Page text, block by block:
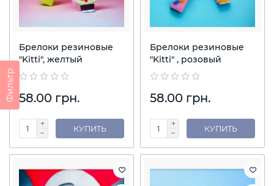
Фильтр
Брелоки резиновые
"Kitti", желтый
58.00 грн.
КУПИТЬ
Брелоки резиновые
"Kitti" , розовый
58.00 грн.
КУПИТЬ